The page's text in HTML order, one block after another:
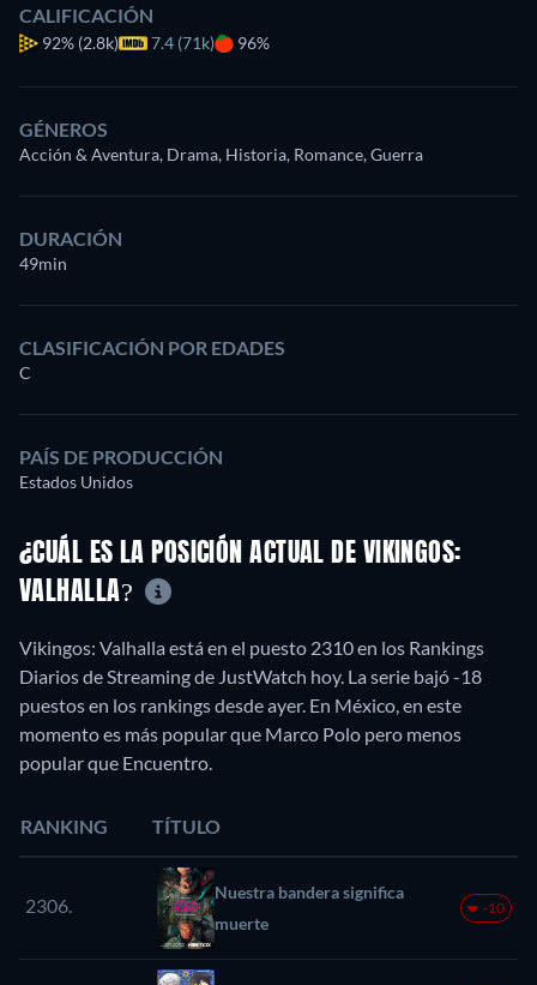
CALIFICACIÓN
92% (2.8k) 7.4 (71k) 96%
GÉNEROS
Acción & Aventura, Drama, Historia, Romance, Guerra
DURACIÓN
49min
CLASIFICACIÓN POR EDADES
C
PAÍS DE PRODUCCIÓN
Estados Unidos
¿CUÁL ES LA POSICIÓN ACTUAL DE VIKINGOS:
VALHALLA?
Vikingos: Valhalla está en el puesto 2310 en los Rankings
Diarios de Streaming de JustWatch hoy. La serie bajó -18
puestos en los rankings desde ayer. En México, en este
momento es más popular que Marco Polo pero menos
popular que Encuentro.
RANKING TÍTULO
2306.
Nuestra bandera significa
muerte
-10